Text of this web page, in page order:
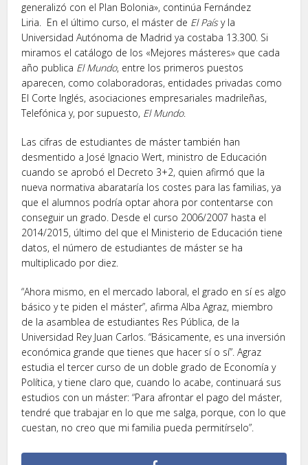
generalizó con el Plan Bolonia», continúa Fernández
Liria. En el último curso, el máster de El Paísy la
Universidad Autónoma de Madrid ya costaba 13.300. Si
miramos el catálogo de los «Mejores másteres» que cada
año publica El Mundo, entre los primeros puestos
aparecen, como colaboradoras, entidades privadas como
El Corte Inglés, asociaciones empresariales madrileñas,
Telefónica y, por supuesto, El Mundo.
Las cifras de estudiantes de máster también han
desmentido a José Ignacio Wert, ministro de Educación
cuando se aprobó el Decreto 3+2, quien afirmó que la
nueva normativa abarataría los costes para las familias, ya
que el alumnos podría optar ahora por contentarse con
conseguir un grado. Desde el curso 2006/2007 hasta el
2014/2015, último del que el Ministerio de Educación tiene
datos, el número de estudiantes de máster se ha
multiplicado por diez.
“Ahora mismo, en el mercado laboral, el grado en sí es algo
básico y te piden el máster”, afirma Alba Agraz, miembro
de la asamblea de estudiantes Res Pública, de la
Universidad Rey Juan Carlos. “Básicamente, es una inversión
económica grande que tienes que hacer sí o sí”. Agraz
estudia el tercer curso de un doble grado de Economía y
Política, y tiene claro que, cuando lo acabe, continuará sus
estudios con un máster: “Para afrontar el pago del máster,
tendré que trabajar en lo que me salga, porque, con lo que
cuestan, no creo que mi familia pueda permitírselo”.